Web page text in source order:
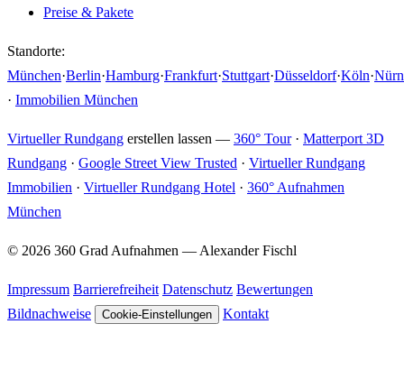
Preise & Pakete
Standorte:
München·Berlin·Hamburg·Frankfurt·Stuttgart·Düsseldorf·Köln·
· Immobilien München
Virtueller Rundgang erstellen lassen — 360° Tour· Matterport 3D
Rundgang · Google Street View Trusted · Virtueller Rundgang
Immobilien · Virtueller Rundgang Hotel · 360° Aufnahmen
München
© 2026 360 Grad Aufnahmen — Alexander Fischl
Impressum Barrierefreiheit Datenschutz Bewertungen
Bildnachweise
Cookie-Einstellungen Kontakt